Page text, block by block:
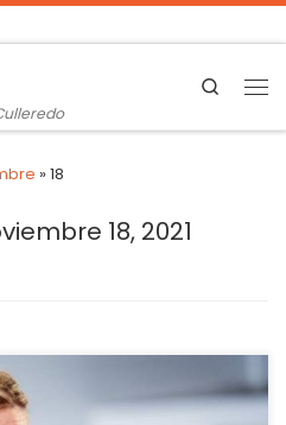
Search
»18
18, 2021